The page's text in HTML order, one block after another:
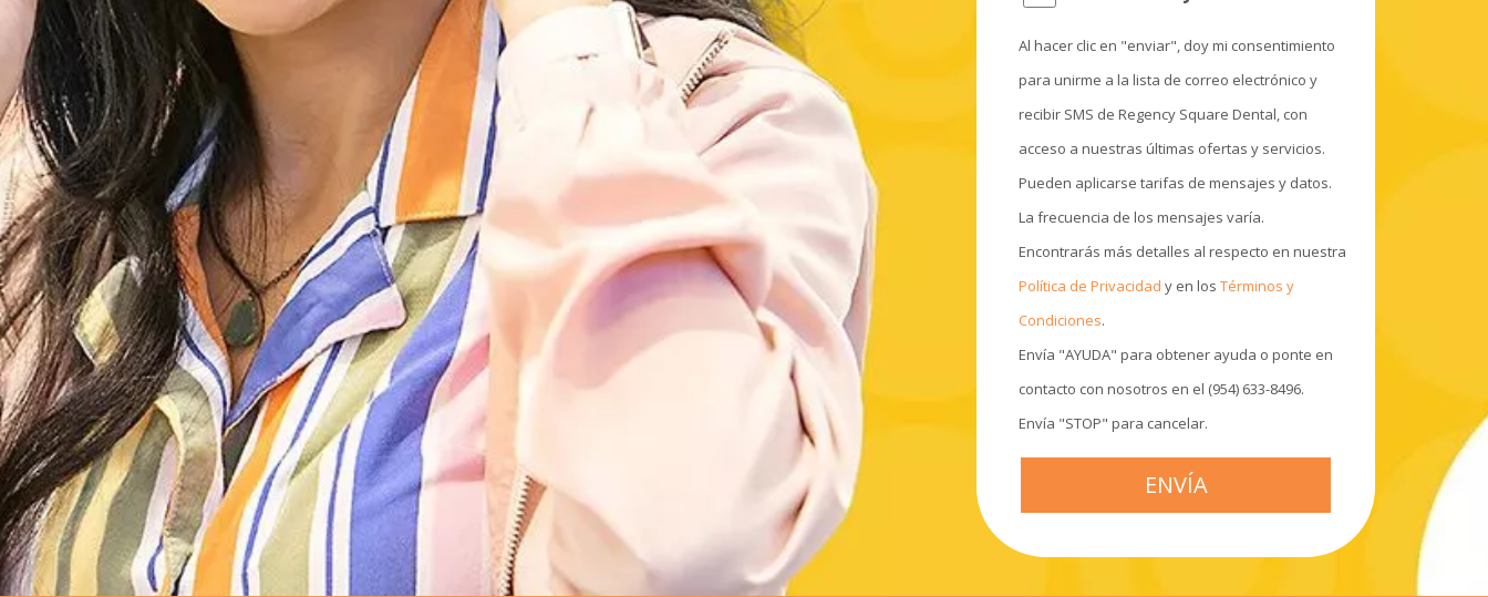
Al hacer clic en "enviar", doy mi consentimiento
para unirme a la lista de correo electrónico y
recibir SMS de Regency Square Dental, con
acceso a nuestras últimas ofertas y servicios.
Pueden aplicarse tarifas de mensajes y datos.
La frecuencia de los mensajes varía.
Encontrarás más detalles al respecto en nuestra
Política de Privacidad y en los Términos y
Condiciones.
Envía "AYUDA" para obtener ayuda o ponte en
contacto con nosotros en el (954) 633-8496.
Envía "STOP" para cancelar.